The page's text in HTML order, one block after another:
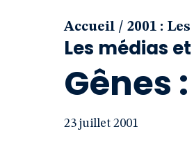
Accueil / 2001 :
Les médias
Gênes
23 juillet 2001